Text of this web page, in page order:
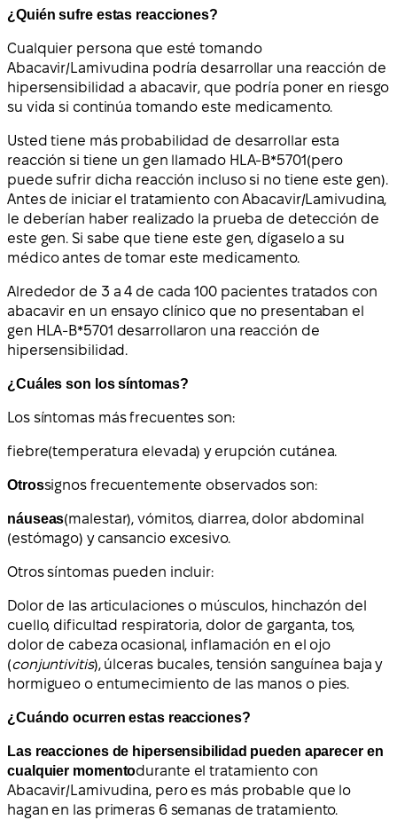
¿Quién sufre estas reacciones?
Cualquier persona que esté tomando
Abacavir/Lamivudina podría desarrollar una reacción de
hipersensibilidad a abacavir, que podría poner en riesgo
su vida si continúa tomando este medicamento.
Usted tiene más probabilidad de desarrollar esta
reacción si tiene un gen llamado HLA-B*5701(pero
puede sufrir dicha reacción incluso si no tiene este gen).
Antes de iniciar el tratamiento con Abacavir/Lamivudina,
le deberían haber realizado la prueba de detección de
este gen.Si sabe que tiene este gen, dígaselo a su
médico antes de tomar este medicamento.
Alrededor de 3 a 4 de cada 100 pacientes tratados con
abacavir en un ensayo clínico que no presentaban el
gen HLA-B*5701 desarrollaron una reacción de
hipersensibilidad.
¿Cuáles son los síntomas?
Los síntomas más frecuentes son:
fiebre(temperatura elevada) y erupción cutánea.
Otrossignos frecuentemente observados son:
náuseas(malestar), vómitos, diarrea, dolor abdominal
(estómago) y cansancio excesivo.
Otros síntomas pueden incluir:
Dolor de las articulaciones o músculos, hinchazón del
cuello, dificultad respiratoria, dolor de garganta, tos,
dolor de cabeza ocasional, inflamación en el ojo
(conjuntivitis), úlceras bucales, tensión sanguínea baja y
hormigueo o entumecimiento de las manos o pies.
¿Cuándo ocurren estas reacciones?
Las reacciones de hipersensibilidad pueden aparecer en
cualquier momentodurante el tratamiento con
Abacavir/Lamivudina, pero es más probable que lo
hagan en las primeras 6 semanas de tratamiento.